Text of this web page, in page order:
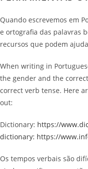
Quando escrevemos em
e ortografia das palavras
recursos que podem
When writing in
the gender and the
correct verb tense. Here
out:
Dictionary: https://
dictionary: https://
Os tempos verbais são